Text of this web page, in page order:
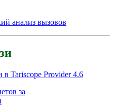
анализ вызовов
Tariscope Provider 4.6
за